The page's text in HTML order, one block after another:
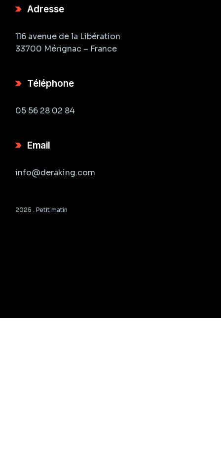
Adresse
116 avenue de la Libération
33700 Mérignac – France
Téléphone
05 56 28 02 84
Email
info@deraking.com
2025 .Petit matin